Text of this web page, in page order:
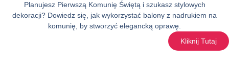
Planujesz Pierwszą Komunię Świętą i szukasz stylowych
dekoracji? Dowiedz się, jak wykorzystać balony z nadrukiem na
komunię, by stworzyć elegancką oprawę.
Kliknij Tutaj